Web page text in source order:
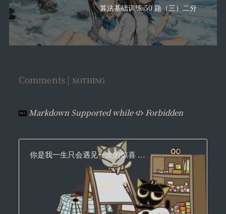
算法基础训练 50 题（三）二分
Comments | NOTHING
Markdown Supported while Forbidden
你是我一生只会遇见一次的惊喜 ...